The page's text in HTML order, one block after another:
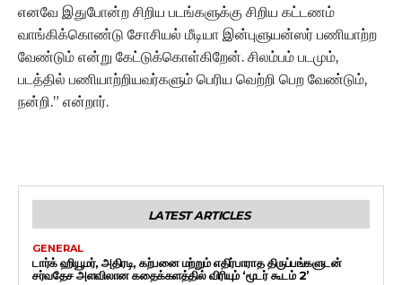
எனவே இதுபோன்ற சிறிய படங்களுக்கு சிறிய கட்டணம்
வாங்கிக்கொண்டு சோசியல் மீடியா இன்புளுயன்ஸர் பணியாற்ற
வேண்டும் என்று கேட்டுக்கொள்கிறேன். சிலம்பம் படமும்,
படத்தில் பணியாற்றியவர்களும் பெரிய வெற்றி பெற வேண்டும்,
நன்றி.” என்றார்.
LATEST ARTICLES
GENERAL
டார்க் ஹியூமர், அதிரடி, கற்பனை மற்றும் எதிர்பாராத திருப்பங்களுடன்
சர்வதேச அளவிலான கதைக்களத்தில் விரியும் ‘மூடர் கூடம் 2’